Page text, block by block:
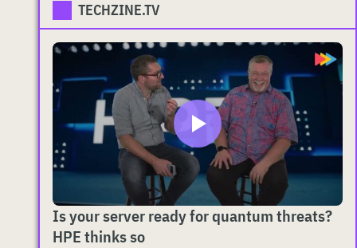
TECHZINE.TV
Is your server ready for quantum threats?
HPE thinks so